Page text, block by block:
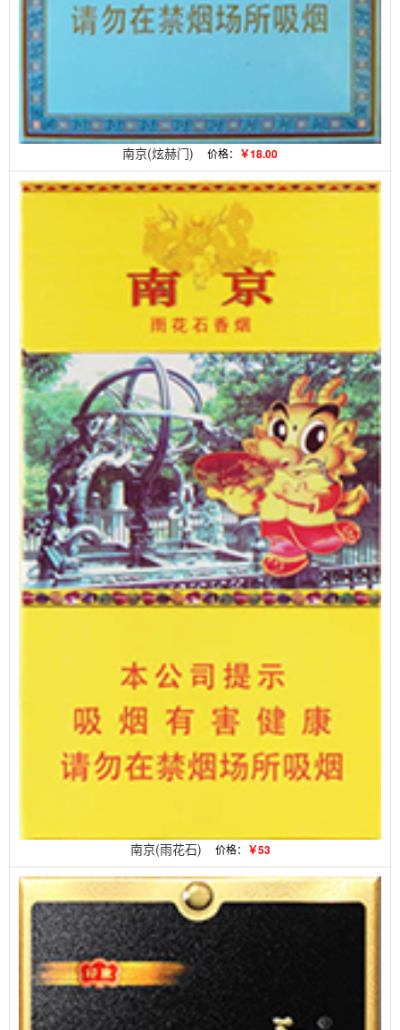
南京(炫赫门) 价格： ￥18.00
南京(雨花石) 价格： ￥53